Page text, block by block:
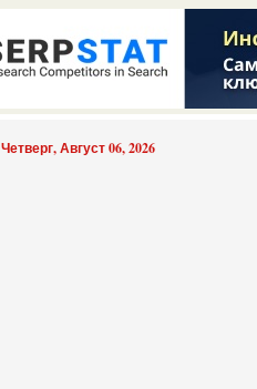
Четверг, Август 06, 2026